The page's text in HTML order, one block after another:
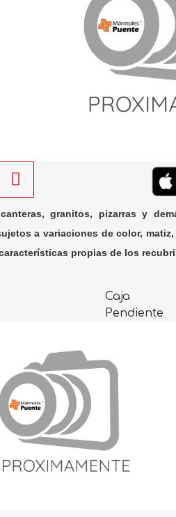
granitos, pizarras y
a variaciones de color,
propias de los
Caja
Pendiente